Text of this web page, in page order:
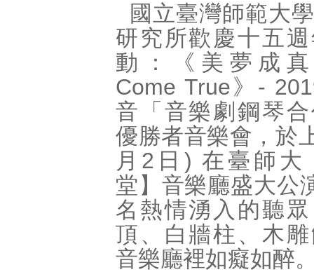
國立臺灣師範大
研究所歡慶十五
動：《美夢成真
Come True》-
音「音樂劇鋼琴
優勝者音樂會，於
月2日) 在臺師大
堂】音樂廳盛大公
名熱情湧入的聽
頂、白牆柱、木
音樂廳裡如癡如醉